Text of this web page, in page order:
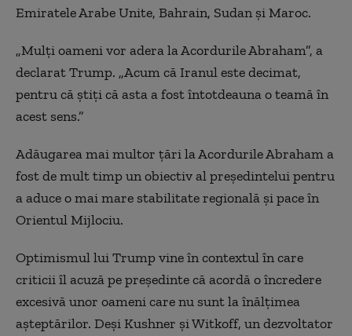
Emiratele Arabe Unite, Bahrain, Sudan și Maroc.
„Mulți oameni vor adera la Acordurile Abraham”, a
declarat Trump. „Acum că Iranul este decimat,
pentru că știți că asta a fost întotdeauna o teamă în
acest sens.”
Adăugarea mai multor țări la Acordurile Abraham a
fost de mult timp un obiectiv al președintelui pentru
a aduce o mai mare stabilitate regională și pace în
Orientul Mijlociu.
Optimismul lui Trump vine în contextul în care
criticii îl acuză pe președinte că acordă o încredere
excesivă unor oameni care nu sunt la înălțimea
așteptărilor. Deși Kushner și Witkoff, un dezvoltator